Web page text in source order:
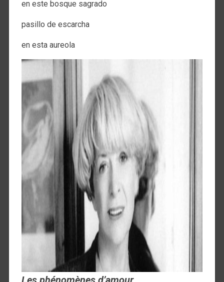
en este bosque sagrado
pasillo de escarcha
en esta aureola